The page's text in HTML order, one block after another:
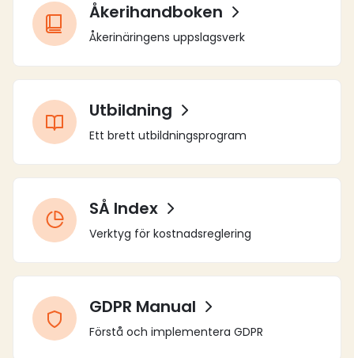
Åkerihandboken
Åkerinäringens uppslagsverk
Utbildning
Ett brett utbildningsprogram
SÅ Index
Verktyg för kostnadsreglering
GDPR Manual
Förstå och implementera GDPR